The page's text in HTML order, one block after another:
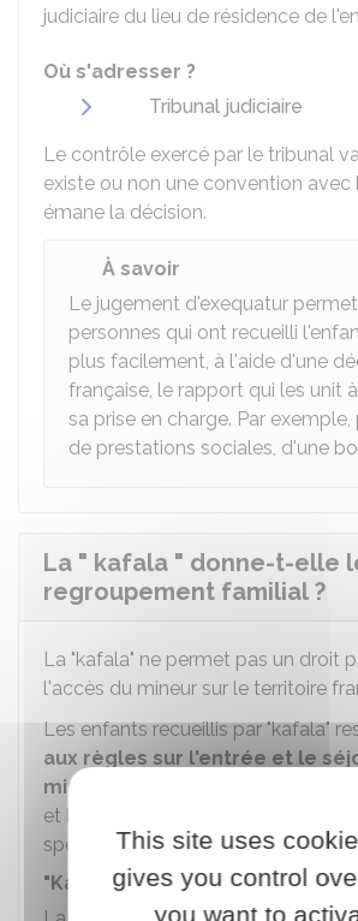
judiciaire du lieu de résidence de
Où s'adresser ?
Tribunal judiciaire
Le contrôle exercé par le tribunal
existe ou non une convention
émane la décision.
À savoir
Le jugement d'exequatur
personnes qui ont recueilli
plus facilement, à l'aide d'une
française, le rapport qui les unit
sa prise en charge. Par
de prestations sociales, d'une
La " kafala " donne-t-elle
regroupement familial ?
La "kafala" ne permet pas un droit
l'accès du mineur sur le territoire
Les enfants recueillis par "kafala"
aux règles sur l'entrée et le
mineurs étrangers
en France,
et le Maroc pour lesquels il existe
spécifiques.
"Kafala" algérienne
This site uses
gives you control
you want to